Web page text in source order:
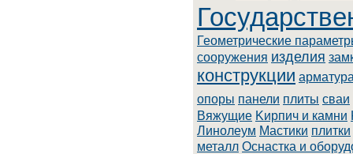
Геометрические
сооружения изделия
конструкции
опоры панели плиты сваи
Вяжущие Kиpпич и кaмни
Линoлeум Macтики плитки
металл Оснастка и